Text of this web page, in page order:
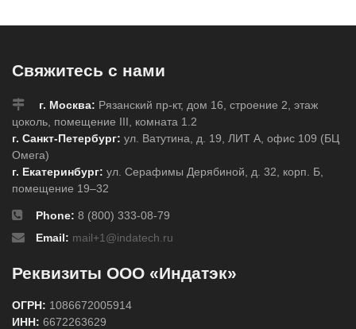
Свяжитесь с нами
г. Москва: Рязанский пр-кт, дом 16, строение 2, этаж
цоколь, помещение III, комната 1.2
г. Санкт-Петербург: ул. Ватутина, д. 19, ЛИТ А, офис 109 (БЦ
Омега)
г. Екатеринбург: ул. Серафимы Дерябиной, д. 32, корп. Б,
помещение 19–32
Phone: 8 (800) 333-08-79
Email: mail+1@indatech.ru
Реквизиты ООО «Индатэк»
ОГРН: 1086672005914
ИНН: 6672263629